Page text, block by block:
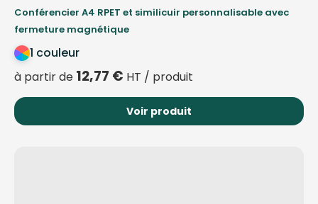
Conférencier A4 RPET et similicuir personnalisable avec
fermeture magnétique
1 couleur
à partir de 12,77 € HT / produit
Voir produit